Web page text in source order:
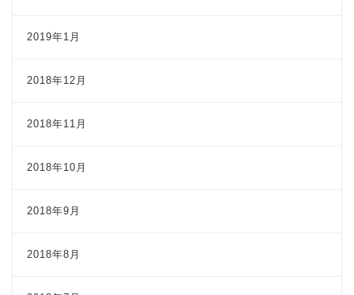
2019年1月
2018年12月
2018年11月
2018年10月
2018年9月
2018年8月